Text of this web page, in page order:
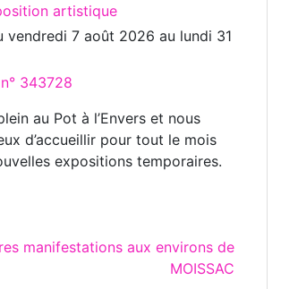
artistique
vendredi 7 août 2026 au lundi 31
343728
au Pot à l’Envers et nous
d’accueillir pour tout le mois
expositions temporaires.
manifestations aux environs de
MOISSAC